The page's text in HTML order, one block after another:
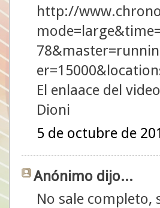
http://
El enlaace del
Dioni
5 de octubre de
Anónimo dijo...
No sale completo,